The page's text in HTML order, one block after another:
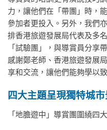
力，讓他們在「帶團」時，
參加者更投入。另外，我們
排香港旅遊發展局代表及多
「試驗團」，與導賞員分享
感謝鄭老師、香港旅遊發展
享和交流，讓他們能夠學以
四大主題呈現獨特城市
「地膽遊中」導賞團圍繞四